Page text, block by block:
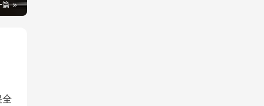
篇
全